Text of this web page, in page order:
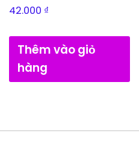
42.000 ₫
Thêm vào giỏ
hàng